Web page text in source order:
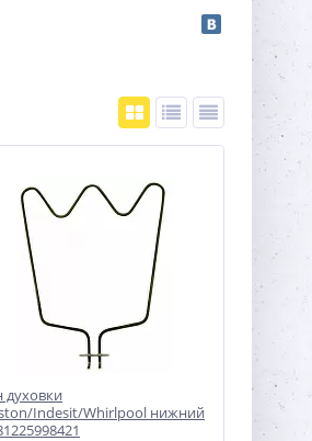
духовки
Indesit/Whirlpool нижний